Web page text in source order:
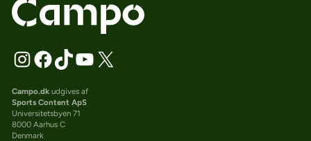
Campo.dkudgives af
Sports Content ApS
Universitetsbyen 71
8000 Aarhus C
Denmark